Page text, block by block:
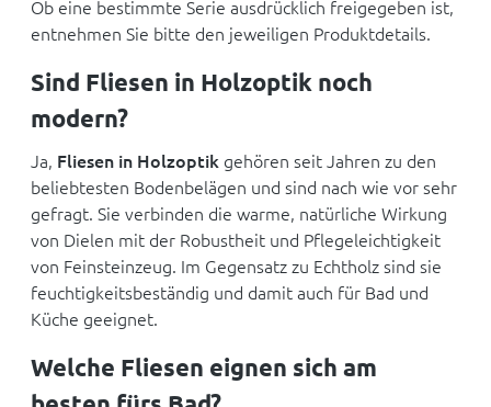
Ob eine bestimmte Serie ausdrücklich freigegeben ist,
entnehmen Sie bitte den jeweiligen Produktdetails.
Sind Fliesen in Holzoptik noch
modern?
Ja, Fliesen in Holzoptik gehören seit Jahren zu den
beliebtesten Bodenbelägen und sind nach wie vor sehr
gefragt. Sie verbinden die warme, natürliche Wirkung
von Dielen mit der Robustheit und Pflegeleichtigkeit
von Feinsteinzeug. Im Gegensatz zu Echtholz sind sie
feuchtigkeitsbeständig und damit auch für Bad und
Küche geeignet.
Welche Fliesen eignen sich am